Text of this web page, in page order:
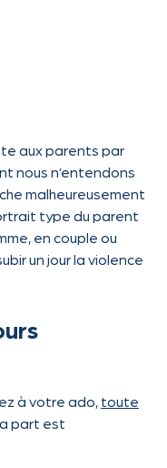
aux parents par
nous n’entendons
malheureusement
type du parent
en couple ou
un jour la violence
à votre ado, toute
part est